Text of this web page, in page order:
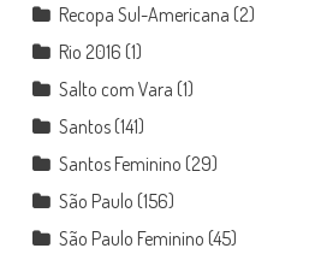
Recopa Sul-Americana (2)
Rio 2016 (1)
Salto com Vara (1)
Santos(141)
Santos Feminino (29)
São Paulo (156)
São Paulo Feminino (45)